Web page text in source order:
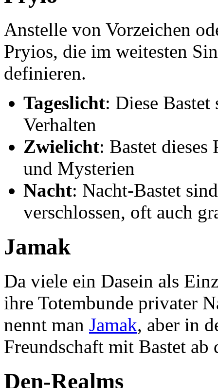
Anstelle von Vorzeichen
Pryios, die im weitesten
definieren.
Tageslicht: Diese
Verhalten
Zwielicht: Bastet
und Mysterien
Nacht: Nacht-Bastet
verschlossen, oft auch
Jamak
Da viele ein Dasein als
ihre Totembunde privater
nennt man Jamak, aber in
Freundschaft mit Bastet ab
Den-Realms